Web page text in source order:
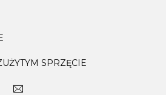
SPRZĘCIE